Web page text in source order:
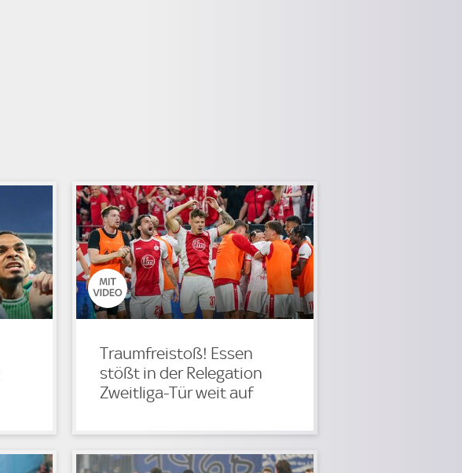
Traumfreistoß! Essen
stößt in der Relegation
Zweitliga-Tür weit auf